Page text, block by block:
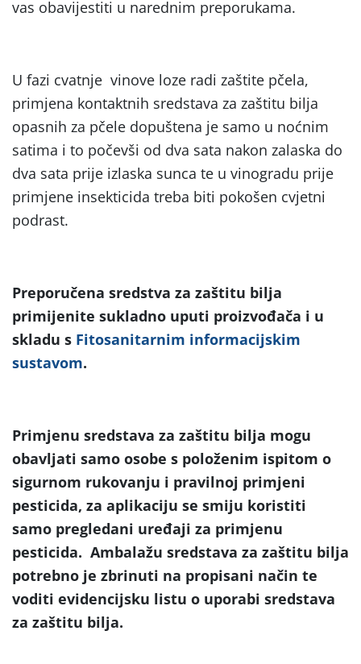
vas obavijestiti u narednim preporukama.
U fazi cvatnje vinove loze radi zaštite pčela,
primjena kontaktnih sredstava za zaštitu bilja
opasnih za pčele dopuštena je samo u noćnim
satima i to počevši od dva sata nakon zalaska do
dva sata prije izlaska sunca te u vinogradu prije
primjene insekticida treba biti pokošen cvjetni
podrast.
Preporučena sredstva za zaštitu bilja
primijenite sukladno uputi proizvođača i u
skladu s Fitosanitarnim informacijskim
sustavom.
Primjenu sredstava za zaštitu bilja mogu
obavljati samo osobe s položenim ispitom o
sigurnom rukovanju i pravilnoj primjeni
pesticida, za aplikaciju se smiju koristiti
samo pregledani uređaji za primjenu
pesticida. Ambalažu sredstava za zaštitu bilja
potrebno je zbrinuti na propisani način te
voditi evidencijsku listu o uporabi sredstava
za zaštitu bilja.